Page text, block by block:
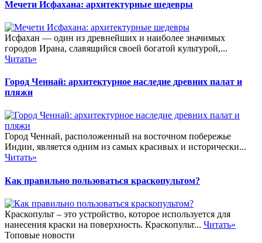
Мечети Исфахана: архитектурные шедевры
Исфахан — один из древнейших и наиболее значимых
городов Ирана, славящийся своей богатой культурой,...
Читать»
Город Ченнай: архитектурное наследие древних палат и
пляжи
Город Ченнай, расположенный на восточном побережье
Индии, является одним из самых красивых и исторически...
Читать»
Как правильно пользоваться краскопультом?
Краскопульт – это устройство, которое используется для
нанесения краски на поверхность. Краскопульт... Читать»
Топовые новости